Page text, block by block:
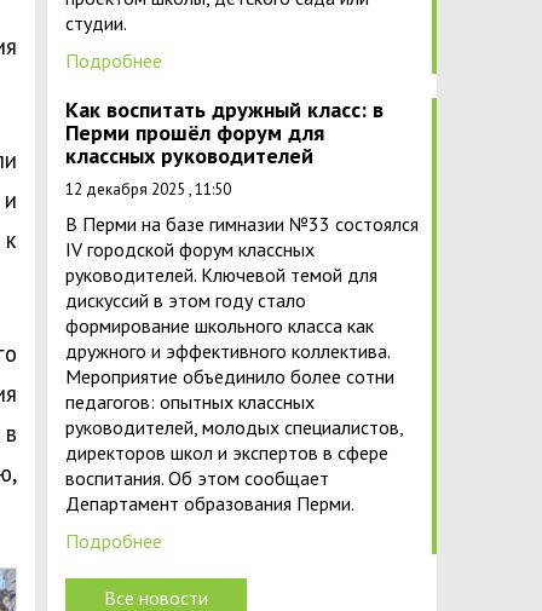
студии.
Подробнее
Как воспитать дружный класс: в
Перми прошёл форум для
классных руководителей
12 декабря 2025 , 11:50
В Перми на базе гимназии №33 состоялся
IV городской форум классных
руководителей. Ключевой темой для
дискуссий в этом году стало
формирование школьного класса как
дружного и эффективного коллектива.
Мероприятие объединило более сотни
педагогов: опытных классных
руководителей, молодых специалистов,
директоров школ и экспертов в сфере
воспитания. Об этом сообщает
Департамент образования Перми.
Подробнее
Все новости